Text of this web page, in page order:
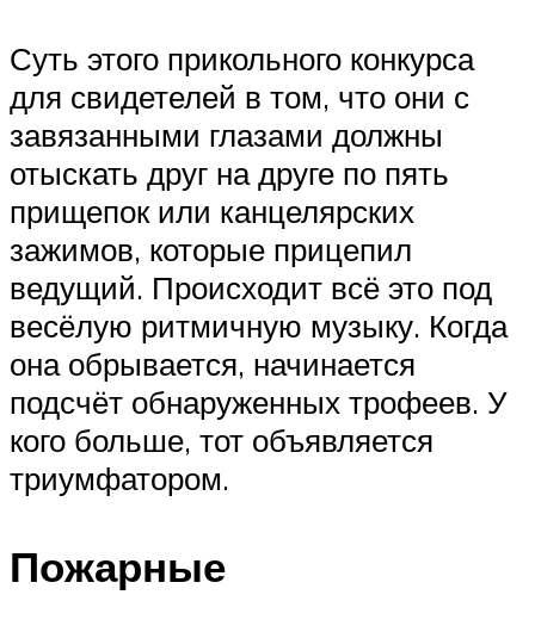
Суть этого прикольного конкурса
для свидетелей в том, что они с
завязанными глазами должны
отыскать друг на друге по пять
прищепок или канцелярских
зажимов, которые прицепил
ведущий. Происходит всё это под
весёлую ритмичную музыку. Когда
она обрывается, начинается
подсчёт обнаруженных трофеев. У
кого больше, тот объявляется
триумфатором.
Пожарные